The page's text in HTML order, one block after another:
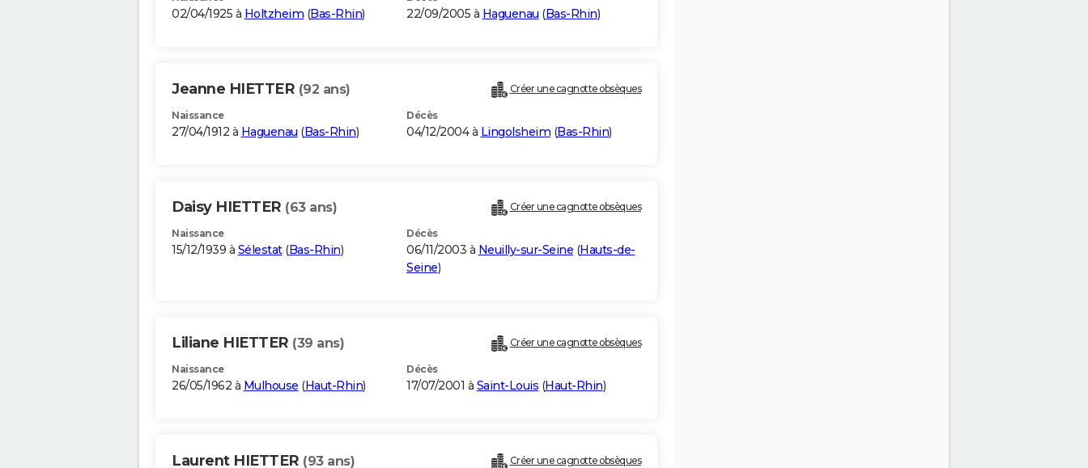
02/04/1925 à Holtzheim (Bas-Rhin) 22/09/2005 à Haguenau (Bas-Rhin)
Jeanne HIETTER (92 ans) Créer une cagnotte obsèques
Naissance
27/04/1912 à Haguenau (Bas-Rhin)
Décès
04/12/2004 à Lingolsheim (Bas-Rhin)
Daisy HIETTER (63 ans) Créer une cagnotte obsèques
Naissance
15/12/1939 à Sélestat(Bas-Rhin)
Décès
06/11/2003 à Neuilly-sur-Seine (Hauts-de-
Seine)
Liliane HIETTER (39 ans) Créer une cagnotte obsèques
Naissance
26/05/1962 à Mulhouse (Haut-Rhin)
Décès
17/07/2001 à Saint-Louis (Haut-Rhin)
Laurent HIETTER (93 ans) Créer une cagnotte obsèques